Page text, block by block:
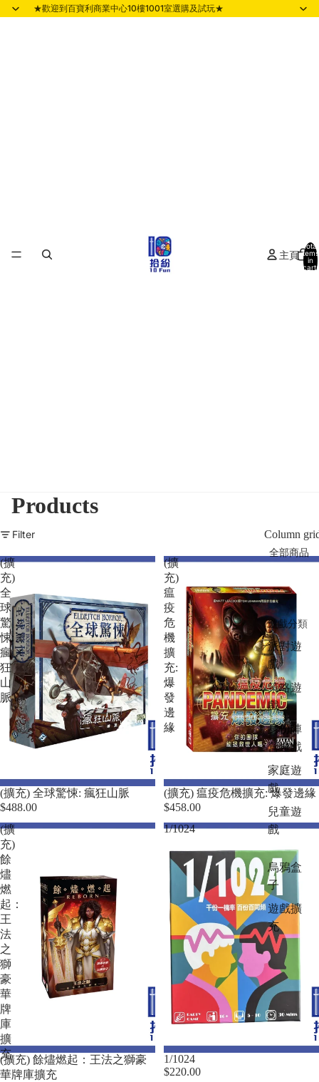
★歡迎到百寶利商業中心10樓1001室選購及試玩★
主頁
全部商品
遊戲分類
派對遊
戲
策略遊
戲
身份陣
營遊戲
家庭遊
戲
兒童遊
戲
烏鴉盒
子
遊戲擴
充
Total
items
in
cart:
Products
Filter Column
(擴
充)
全
球
驚
悚:
瘋
狂
山
脈
(擴充) 全球驚悚: 瘋狂山脈
$488.00
(擴
充)
瘟
疫
危
機
擴
充:
爆
發
邊
緣
(擴充) 瘟疫危機擴充: 爆發邊緣
$458.00
(擴
充)
餘
燼
燃
起：
王
法
之
獅
豪
華
牌
庫
擴
充
(擴充) 餘燼燃起：王法之獅豪
華牌庫擴充
1/1024
1/1024
$220.00